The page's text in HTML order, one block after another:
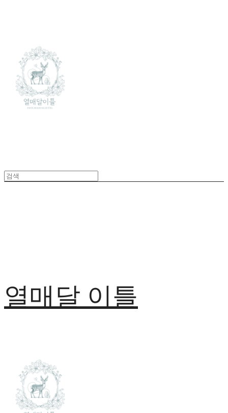
열매달 이틀